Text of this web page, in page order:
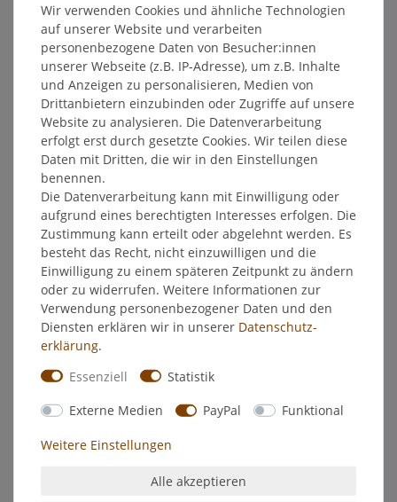
Hersteller
Chlor Multi Tab 20g 1kg Dose
Der einfache Weg zum perfekten Schwimmbadwasser
Eigenschaften:
durch Oxydation der Verunreinigungen wird das
Poolwasser desinfiziert
hochwertige Komponenten mit Langzeit-Effekt
94,5% Aktivchlorgehalt
vorbeugender Algenschutz
beeinflusst den pH-Wert des Wassers nicht, daher auch
für den Einsatz in hartem Wasser optimal
Anwendung:Dosierempfehlung
Vor Einsatz der Chlor Multi Tab 20g ist der Chlorwert des
Poolwassers mit schnelllöslichen Chlorprodukten (Chlor
Granulat oder S-Chlor Tabletten) auf 0,5 mg/l einzustellen.
Danach wird eine Chlor Multi Tab 20g mit ihren
Woche ausreichend pflegen.
Für eine eventuell notwendige
Stoßchlorung
Algenbefall) eignet sich das Chlor Granulat optimal.
Wir verwenden Cookies und ähnliche Technologien
auf unserer Website und verarbeiten
personenbezogene Daten von Besucher:innen
unserer Webseite (z.B. IP-Adresse), um z.B. Inhalte
und Anzeigen zu personalisieren, Medien von
Drittanbietern einzubinden oder Zugriffe auf unsere
Website zu analysieren. Die Datenverarbeitung
erfolgt erst durch gesetzte Cookies. Wir teilen diese
Daten mit Dritten, die wir in den Einstellungen
benennen.
Die Datenverarbeitung kann mit Einwilligung oder
aufgrund eines berechtigten Interesses erfolgen. Die
Zustimmung kann erteilt oder abgelehnt werden. Es
besteht das Recht, nicht einzuwilligen und die
Einwilligung zu einem späteren Zeitpunkt zu ändern
oder zu widerrufen. Weitere Informationen zur
Verwendung personenbezogener Daten und den
Diensten erklären wir in unserer Daten­schutz­
erklärung.
Essenziell
Statistik
Externe Medien PayPal Funktional
Weitere Einstellungen
Alle akzeptieren